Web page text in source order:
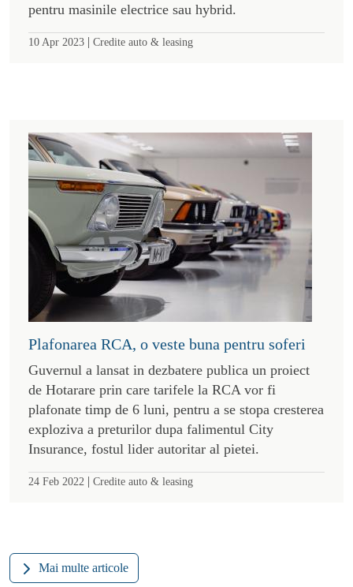
pentru masinile electrice sau hybrid.
10 Apr 2023 | Credite auto & leasing
Plafonarea RCA, o veste buna pentru soferi
Guvernul a lansat in dezbatere publica un proiect
de Hotarare prin care tarifele la RCA vor fi
plafonate timp de 6 luni, pentru a se stopa cresterea
exploziva a preturilor dupa falimentul City
Insurance, fostul lider autoritar al pietei.
24 Feb 2022 | Credite auto & leasing
Mai multe articole